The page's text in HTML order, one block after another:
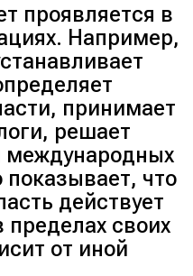
проявляется в
Например,
принимает
решает
международных
что
действует
пределах своих
от иной